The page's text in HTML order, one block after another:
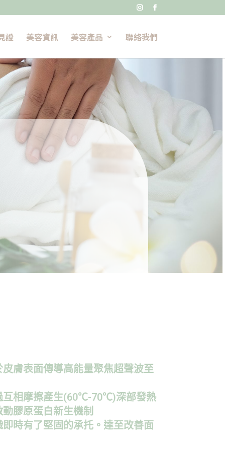
 
證 美容資訊 美容產品 聯絡我們
膚表面傳導高能量聚焦超聲波至
互相摩擦產生(60℃-70℃)深部發熱
膠原蛋白新生機制
時有了堅固的承托。達至改善面